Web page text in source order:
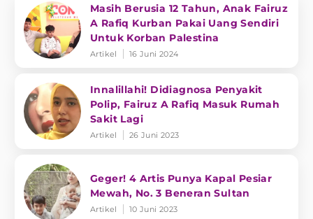
Masih Berusia 12 Tahun, Anak Fairuz
A Rafiq Kurban Pakai Uang Sendiri
Untuk Korban Palestina
Artikel 16 Juni 2024
Innalillahi! Didiagnosa Penyakit
Polip, Fairuz A Rafiq Masuk Rumah
Sakit Lagi
Artikel 26 Juni 2023
Geger! 4 Artis Punya Kapal Pesiar
Mewah, No. 3 Beneran Sultan
Artikel 10 Juni 2023